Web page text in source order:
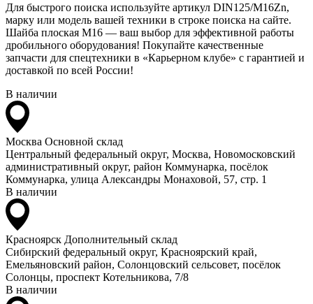
Для быстрого поиска используйте артикул DIN125/M16Zn,
марку или модель вашей техники в строке поиска на сайте.
Шайба плоская M16 — ваш выбор для эффективной работы
дробильного оборудования! Покупайте качественные
запчасти для спецтехники в «Карьерном клубе» с гарантией и
доставкой по всей России!
В наличии
Москва Основной склад
Центральный федеральный округ, Москва, Новомосковский
административный округ, район Коммунарка, посёлок
Коммунарка, улица Александры Монаховой, 57, стр. 1
В наличии
Красноярск Дополнительный склад
Сибирский федеральный округ, Красноярский край,
Емельяновский район, Солонцовский сельсовет, посёлок
Солонцы, проспект Котельникова, 7/8
В наличии